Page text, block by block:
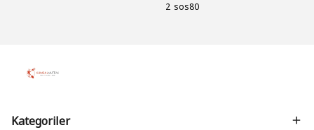
2 sos80
Kategoriler